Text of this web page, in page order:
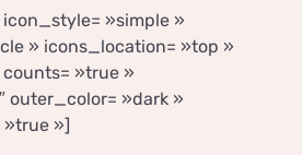
»simple »
» icons_location= »top »
»true »
outer_color= »dark »
»true »]